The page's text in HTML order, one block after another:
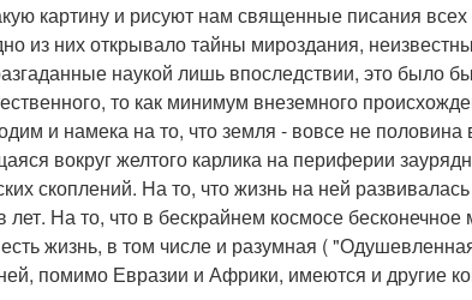
картину и рисуют нам священные писания
из них открывало тайны мироздания,
наукой лишь впоследствии, это было
то как минимум внеземного
и намека на то, что земля - вовсе не половина
вокруг желтого карлика на периферии
скоплений. На то, что жизнь на ней
лет. На то, что в бескрайнем космосе бесконечное
жизнь, в том числе и разумная (
помимо Евразии и Африки, имеются и другие